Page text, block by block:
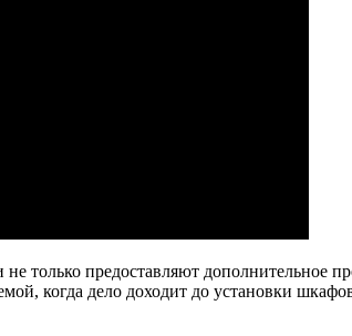
предоставляют дополнительное
когда дело доходит до установки